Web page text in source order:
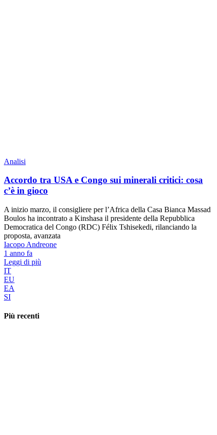
Analisi
Accordo tra USA e Congo sui minerali critici: cosa
c’è in gioco
A inizio marzo, il consigliere per l’Africa della Casa Bianca Massad
Boulos ha incontrato a Kinshasa il presidente della Repubblica
Democratica del Congo (RDC) Félix Tshisekedi, rilanciando la
proposta, avanzata
Iacopo Andreone
1 anno fa
Leggi di più
IT
EU
EA
SI
Più recenti